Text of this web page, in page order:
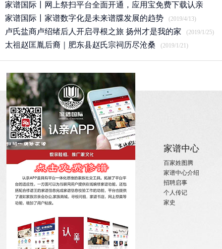
家谱国际丨网上祭扫平台全面开通，应用宝免费下载认亲
APP
(2020/3/25)
家谱国际丨家谱数字化是未来谱牒发展的趋势 (2019/4/13)
卢氏盐商卢绍绪后人开启寻根之旅 扬州才是我的家 (2019/1/25)
太祖赵匡胤后裔｜肥东县赵氏宗祠历尽沧桑 (2019/1/21)
关于
关于国际家谱
招聘启事
实习机会
微信订阅
家族新闻
姓氏新闻
国内政策
宗亲活动
姓氏大事记
家谱中心
百家姓图腾
家谱中心介绍
招聘启事
个人传记
家史